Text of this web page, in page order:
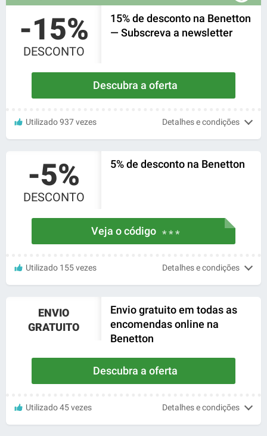
-15%
DESCONTO
15% de desconto na Benetton
— Subscreva a newsletter
Descubra a oferta
Utilizado 937 vezes Detalhes e condições
-5%
DESCONTO
5% de desconto na Benetton
Veja o código * * *
Utilizado 155 vezes Detalhes e condições
ENVIO
GRATUITO
Envio gratuito em todas as
encomendas online na
Benetton
Descubra a oferta
Utilizado 45 vezes Detalhes e condições